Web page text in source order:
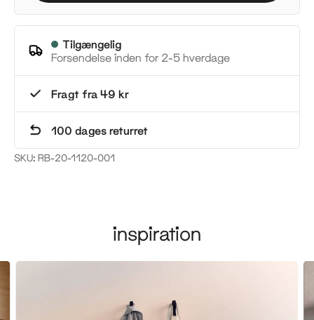
Tilgængelig
Forsendelse inden for 2-5 hverdage
Fragt fra 49 kr
100 dages returret
SKU: RB-20-1120-001
inspiration